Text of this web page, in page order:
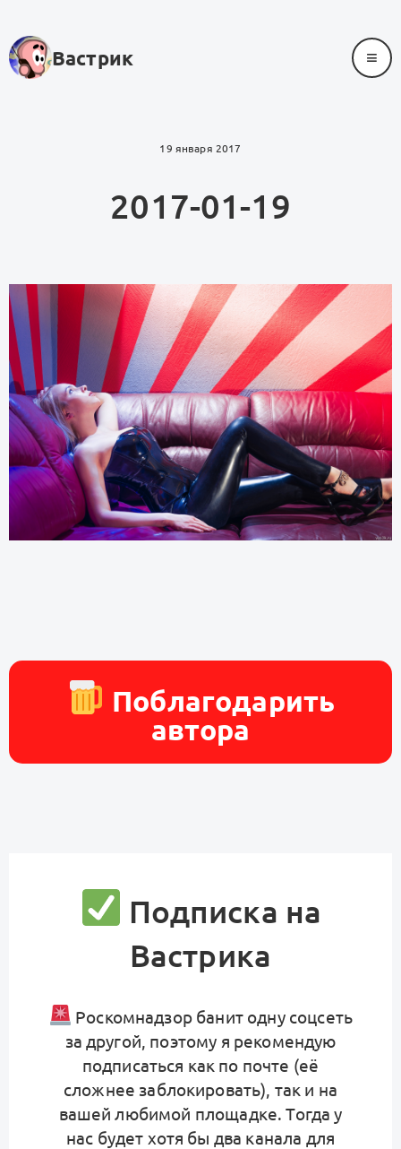
Вастрик ≡
19 января 2017
2017-01-19
Поблагодарить
автора
Подписка на
Вастрика
Роскомнадзор банит одну соцсеть
за другой, поэтому я рекомендую
подписаться как по почте (её
сложнее заблокировать), так и на
вашей любимой площадке. Тогда у
нас будет хотя бы два канала для